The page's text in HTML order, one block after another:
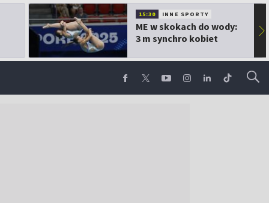
15:30 INNE SPORTY
ME w skokach do wody:
3 m synchro kobiet
▶